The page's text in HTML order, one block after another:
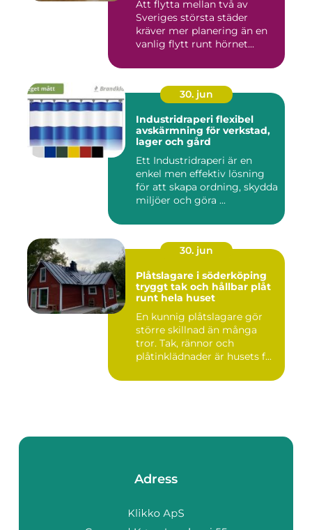
Att flytta mellan två av
Sveriges största städer
kräver mer planering än en
vanlig flytt runt hörnet...
30. jun
Industridraperi flexibel
avskärmning för verkstad,
lager och gård
Ett Industridraperi är en
enkel men effektiv lösning
för att skapa ordning, skydda
miljöer och göra ...
30. jun
Plåtslagare i söderköping
tryggt tak och hållbar plåt
runt hela huset
En kunnig plåtslagare gör
större skillnad än många
tror. Tak, rännor och
plåtinklädnader är husets f...
Adress